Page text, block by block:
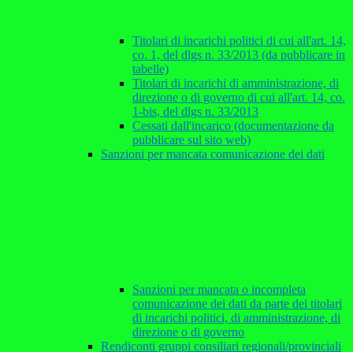
Titolari di incarichi politici di cui all'art. 14,
co. 1, del dlgs n. 33/2013 (da pubblicare in
tabelle)
Titolari di incarichi di amministrazione, di
direzione o di governo di cui all'art. 14, co.
1-bis, del dlgs n. 33/2013
Cessati dall'incarico (documentazione da
pubblicare sul sito web)
Sanzioni per mancata comunicazione dei dati
Sanzioni per mancata o incompleta
comunicazione dei dati da parte dei titolari
di incarichi politici, di amministrazione, di
direzione o di governo
Rendiconti gruppi consiliari regionali/provinciali